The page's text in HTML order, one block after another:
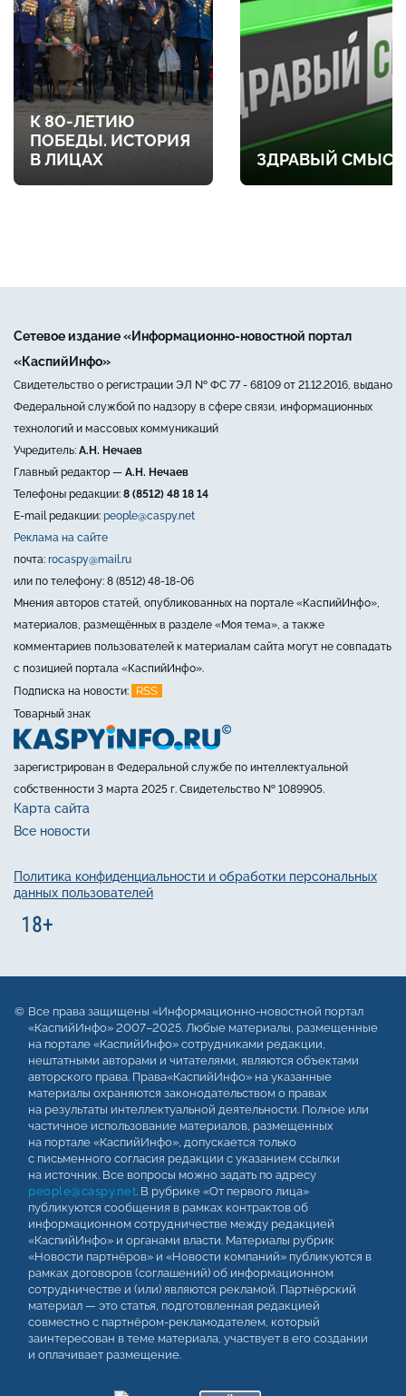
К 80-ЛЕТИЮ
ПОБЕДЫ. ИСТОРИЯ
В ЛИЦАХ
ЗДРАВЫЙ СМЫСЛ
Сетевое издание «Информационно-новостной портал
«КаспийИнфо»
Свидетельство о регистрации ЭЛ № ФС 77 - 68109 от 21.12.2016, выдано
Федеральной службой по надзору в сфере связи, информационных
технологий и массовых коммуникаций
Учредитель: А.Н. Нечаев
Главный редактор — А.Н. Нечаев
Телефоны редакции: 8 (8512) 48 18 14
E-mail редакции: people@caspy.net
Реклама на сайте
почта: rocaspy@mail.ru
или по телефону: 8 (8512) 48-18-06
Мнения авторов статей, опубликованных на портале «КаспийИнфо»,
материалов, размещённых в разделе «Моя тема», а также
комментариев пользователей к материалам сайта могут не совпадать
с позицией портала «КаспийИнфо».
Подписка на новости:
RSS
Товарный знак
зарегистрирован в Федеральной службе по интеллектуальной
собственности 3 марта 2025 г. Свидетельство № 1089905.
Карта сайта
Все новости
Политика конфиденциальности и обработки персональных
данных пользователей
Все права защищены «Информационно-новостной портал
«КаспийИнфо» 2007–2025. Любые материалы, размещенные
на портале «КаспийИнфо» сотрудниками редакции,
нештатными авторами и читателями, являются объектами
авторского права. Права«КаспийИнфо» на указанные
материалы охраняются законодательством о правах
на результаты интеллектуальной деятельности. Полное или
частичное использование материалов, размещенных
на портале «КаспийИнфо», допускается только
с письменного согласия редакции с указанием ссылки
на источник. Все вопросы можно задать по адресу
people@caspy.net. В рубрике «От первого лица»
публикуются сообщения в рамках контрактов об
информационном сотрудничестве между редакцией
«КаспийИнфо» и органами власти. Материалы рубрик
«Новости партнёров» и «Новости компаний» публикуются в
рамках договоров (соглашений) об информационном
сотрудничестве и (или) являются рекламой. Партнёрский
материал — это статья, подготовленная редакцией
совместно с партнёром-рекламодателем, который
заинтересован в теме материала, участвует в его создании
и оплачивает размещение.